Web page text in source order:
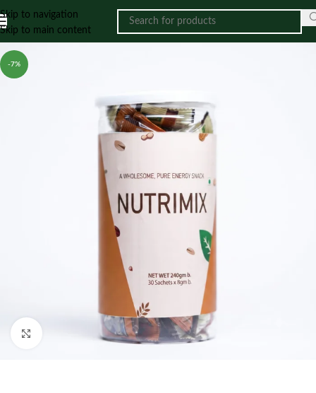
Skip to navigation
Skip to main content
-7%